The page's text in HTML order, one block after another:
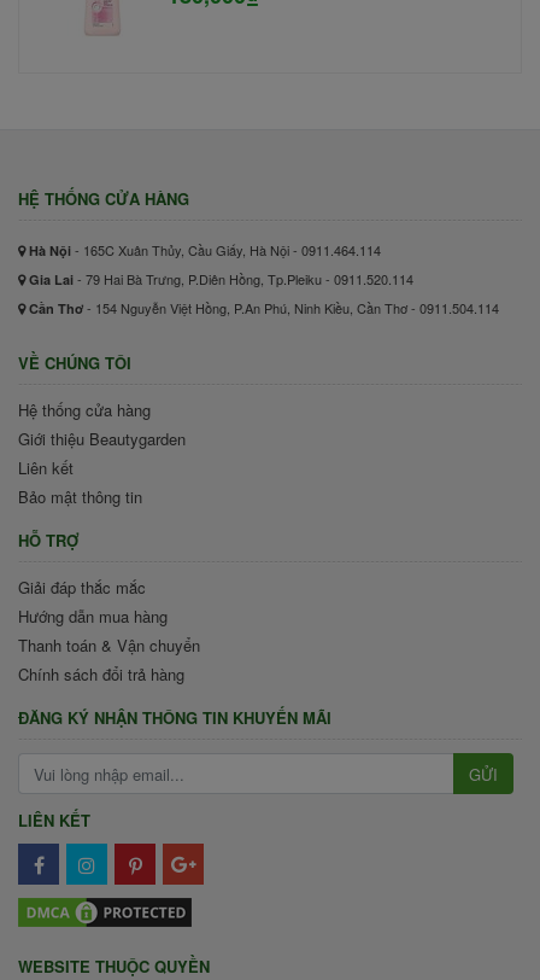
HỆ THỐNG CỬA HÀNG
Hà Nội - 165C Xuân Thủy, Cầu Giấy, Hà Nội - 0911.464.114
Gia Lai - 79 Hai Bà Trưng, P.Diên Hồng, Tp.Pleiku - 0911.520.114
Cần Thơ - 154 Nguyễn Việt Hồng, P.An Phú, Ninh Kiều, Cần Thơ - 0911.504.114
VỀ CHÚNG TÔI
Hệ thống cửa hàng
Giới thiệu Beautygarden
Liên kết
Bảo mật thông tin
HỖ TRỢ
Giải đáp thắc mắc
Hướng dẫn mua hàng
Thanh toán & Vận chuyển
Chính sách đổi trả hàng
ĐĂNG KÝ NHẬN THÔNG TIN KHUYẾN MÃI
GỬI
LIÊN KẾT
WEBSITE THUỘC QUYỀN